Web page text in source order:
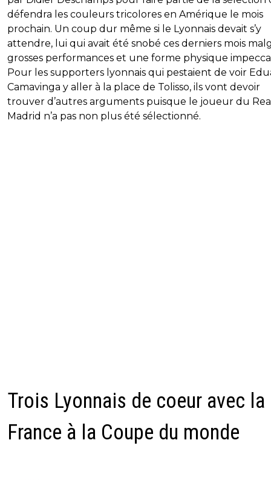
défendra les couleurs tricolores en Amérique le mois
prochain. Un coup dur même si le Lyonnais devait s’y
attendre, lui qui avait été snobé ces derniers mois
grosses performances et une forme physique
Pour les supporters lyonnais qui pestaient de voir
Camavinga y aller à la place de Tolisso, ils vont devoir
trouver d’autres arguments puisque le joueur du
Madrid n’a pas non plus été sélectionné.
Trois Lyonnais de coeur avec la
France à la Coupe du monde